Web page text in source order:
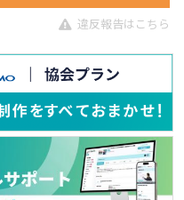
違反報告はこちら